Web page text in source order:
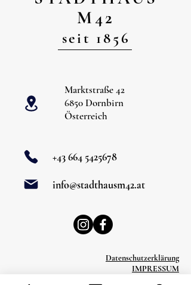
M42
seit 1856
Marktstraße 42
6850 Dornbirn
Österreich
+43 664 5425678
info@stadthausm42.at
Datenschutzerklärung
IMPRESSUM